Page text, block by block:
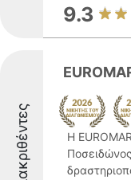
9.3
Διακριθέντες
Η